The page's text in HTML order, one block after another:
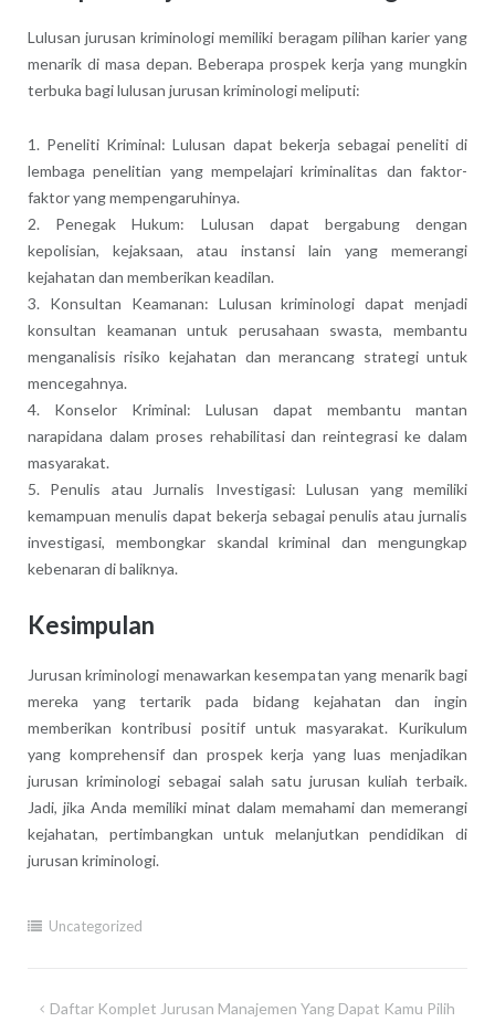
Lulusan jurusan kriminologi memiliki beragam pilihan karier yang
menarik di masa depan. Beberapa prospek kerja yang mungkin
terbuka bagi lulusan jurusan kriminologi meliputi:
1. Peneliti Kriminal: Lulusan dapat bekerja sebagai peneliti di
lembaga penelitian yang mempelajari kriminalitas dan faktor-
faktor yang mempengaruhinya.
2. Penegak Hukum: Lulusan dapat bergabung dengan
kepolisian, kejaksaan, atau instansi lain yang memerangi
kejahatan dan memberikan keadilan.
3. Konsultan Keamanan: Lulusan kriminologi dapat menjadi
konsultan keamanan untuk perusahaan swasta, membantu
menganalisis risiko kejahatan dan merancang strategi untuk
mencegahnya.
4. Konselor Kriminal: Lulusan dapat membantu mantan
narapidana dalam proses rehabilitasi dan reintegrasi ke dalam
masyarakat.
5. Penulis atau Jurnalis Investigasi: Lulusan yang memiliki
kemampuan menulis dapat bekerja sebagai penulis atau jurnalis
investigasi, membongkar skandal kriminal dan mengungkap
kebenaran di baliknya.
Kesimpulan
Jurusan kriminologi menawarkan kesempatan yang menarik bagi
mereka yang tertarik pada bidang kejahatan dan ingin
memberikan kontribusi positif untuk masyarakat. Kurikulum
yang komprehensif dan prospek kerja yang luas menjadikan
jurusan kriminologi sebagai salah satu jurusan kuliah terbaik.
Jadi, jika Anda memiliki minat dalam memahami dan memerangi
kejahatan, pertimbangkan untuk melanjutkan pendidikan di
jurusan kriminologi.
Uncategorized
Post
Daftar Komplet Jurusan Manajemen Yang Dapat Kamu Pilih